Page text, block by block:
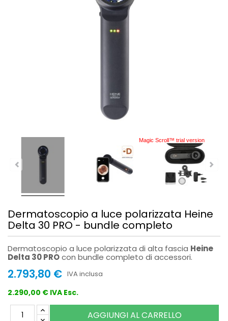
Magic Scroll™ trial version
Dermatoscopio a luce polarizzata Heine
Delta 30 PRO - bundle completo
Dermatoscopio a luce polarizzata di alta fascia Heine
Delta 30 PROcon bundle completo di accessori.
2.793,80 € IVA inclusa
2.290,00 € IVA Esc.
AGGIUNGI AL CARRELLO